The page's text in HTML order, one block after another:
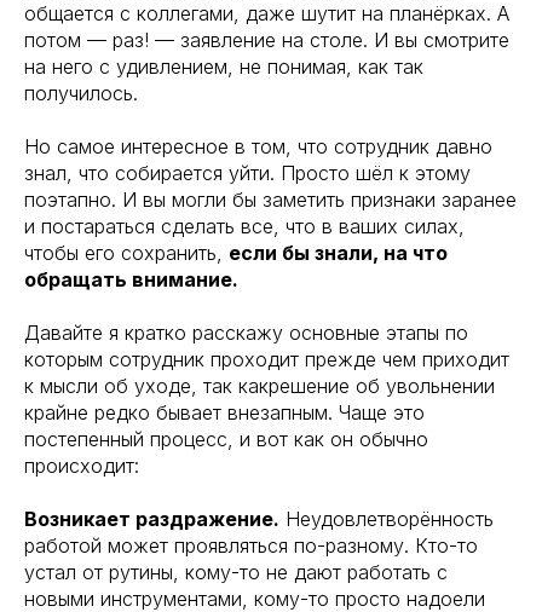
общается с коллегами, даже шутит на планёрках. А
потом — раз! — заявление на столе. И вы смотрите
на него с удивлением, не понимая, как так
получилось.
Но самое интересное в том, что сотрудник давно
знал, что собирается уйти. Просто шёл к этому
поэтапно. И вы могли бы заметить признаки заранее
и постараться сделать все, что в ваших силах,
чтобы его сохранить, если бы знали, на что
обращать внимание.
Давайте я кратко расскажу основные этапы по
которым сотрудник проходит прежде чем приходит
к мысли об уходе, так какрешение об увольнении
крайне редко бывает внезапным. Чаще это
постепенный процесс, и вот как он обычно
происходит:
Возникает раздражение. Неудовлетворённость
работой может проявляться по-разному. Кто-то
устал от рутины, кому-то не дают работать с
новыми инструментами, кому-то просто надоели